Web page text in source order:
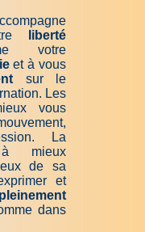
liberté
votre
et à vous
sur le
Les
vous
La
mieux
de sa
et
dans